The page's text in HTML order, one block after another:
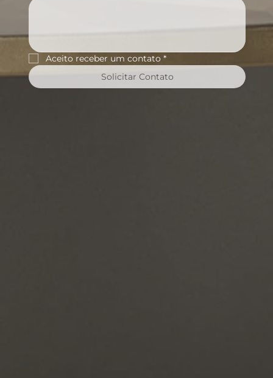
Aceito receber um contato *
Solicitar Contato